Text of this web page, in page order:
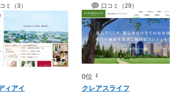
ミ（3）
口コミ（29）
ィアイ
0位
クレアスライフ